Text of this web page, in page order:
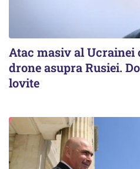
Atac masiv al Ucrainei
drone asupra Rusiei.
lovite